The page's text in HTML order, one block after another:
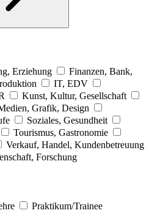
Erziehung
Finanzen, Bank,
IT, EDV
Kunst, Kultur, Gesellschaft
Grafik, Design
Soziales, Gesundheit
Tourismus, Gastronomie
Verkauf, Handel, Kundenbetreuung
Forschung
Praktikum/Trainee